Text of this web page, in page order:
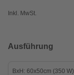
Inkl. MwSt.
Ausführung
BxH: 60x50cm (350 W)